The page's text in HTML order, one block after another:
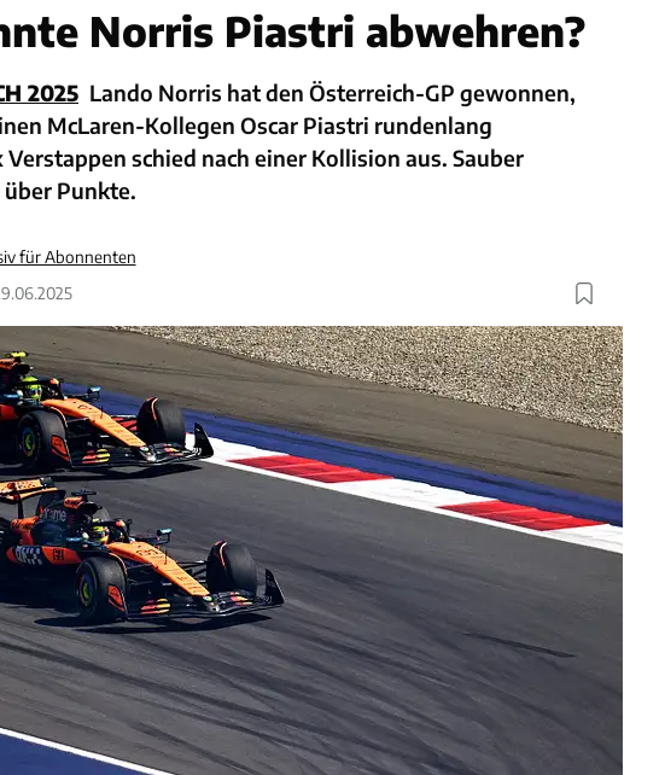
Norris Piastri abwehren?
2025 Lando Norris hat den Österreich-GP gewonnen,
McLaren-Kollegen Oscar Piastri rundenlang
schied nach einer Kollision aus. Sauber
Punkte.
für Abonnenten